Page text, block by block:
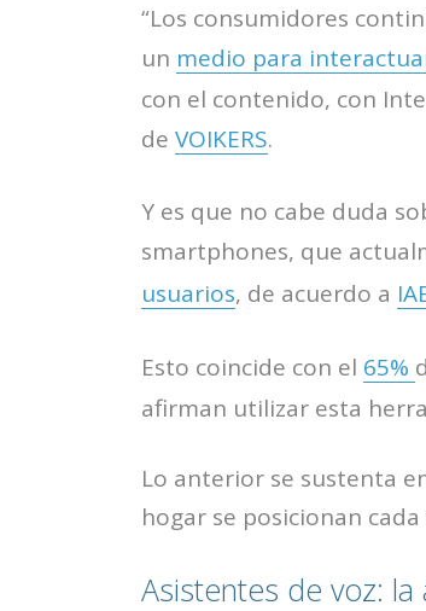
“Los consumidores
un medio para
con el contenido, con
de VOIKERS.
Y es que no cabe duda
smartphones, que
usuarios, de acuerdo a
Esto coincide con el 65%
afirman utilizar esta
Lo anterior se sustenta
hogar se posicionan
Asistentes de voz: